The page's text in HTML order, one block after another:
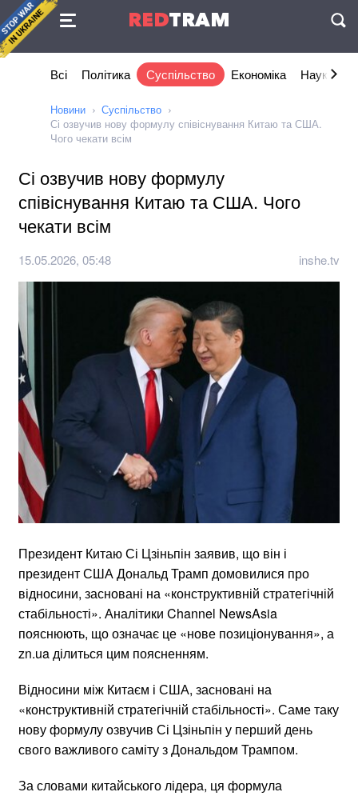
REDTRAM
Угода
Всі Політика Суспільство Економіка Наука та
Новини
Суспільство
Сі озвучив нову формулу співіснування Китаю та США.
Чого чекати всім
Сі озвучив нову формулу
співіснування Китаю та США. Чого
чекати всім
15.05.2026, 05:48 inshe.tv
Президент Китаю Сі Цзіньпін заявив, що він і
президент США Дональд Трамп домовилися про
відносини, засновані на «конструктивній стратегічній
стабільності». Аналітики Channel NewsAsia
пояснюють, що означає це «нове позиціонування», а
zn.ua ділиться цим поясненням.
Відносини між Китаєм і США, засновані на
«конструктивній стратегічній стабільності». Саме таку
нову формулу озвучив Сі Цзіньпін у перший день
свого важливого саміту з Дональдом Трампом.
За словами китайського лідера, ця формула